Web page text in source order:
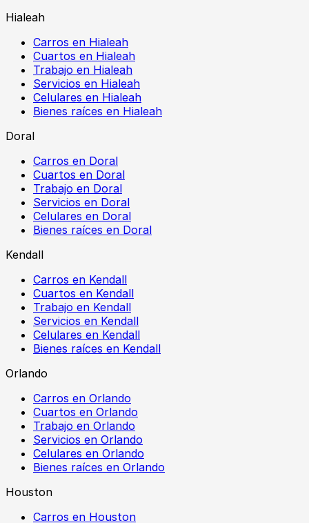
Hialeah
Carros en Hialeah
Cuartos en Hialeah
Trabajo en Hialeah
Servicios en Hialeah
Celulares en Hialeah
Bienes raíces en Hialeah
Doral
Carros en Doral
Cuartos en Doral
Trabajo en Doral
Servicios en Doral
Celulares en Doral
Bienes raíces en Doral
Kendall
Carros en Kendall
Cuartos en Kendall
Trabajo en Kendall
Servicios en Kendall
Celulares en Kendall
Bienes raíces en Kendall
Orlando
Carros en Orlando
Cuartos en Orlando
Trabajo en Orlando
Servicios en Orlando
Celulares en Orlando
Bienes raíces en Orlando
Houston
Carros en Houston